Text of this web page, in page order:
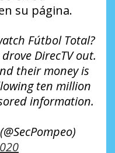
su página.
Fútbol Total?
DirecTV out.
their money is
ten million
information.